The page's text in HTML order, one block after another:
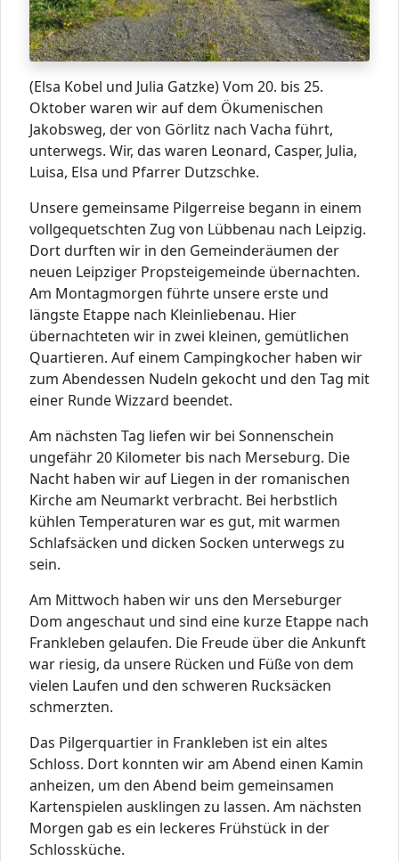
(Elsa Kobel und Julia Gatzke) Vom 20. bis 25.
Oktober waren wir auf dem Ökumenischen
Jakobsweg, der von Görlitz nach Vacha führt,
unterwegs. Wir, das waren Leonard, Casper, Julia,
Luisa, Elsa und Pfarrer Dutzschke.
Unsere gemeinsame Pilgerreise begann in einem
vollgequetschten Zug von Lübbenau nach Leipzig.
Dort durften wir in den Gemeinderäumen der
neuen Leipziger Propsteigemeinde übernachten.
Am Montagmorgen führte unsere erste und
längste Etappe nach Kleinliebenau. Hier
übernachteten wir in zwei kleinen, gemütlichen
Quartieren. Auf einem Campingkocher haben wir
zum Abendessen Nudeln gekocht und den Tag mit
einer Runde Wizzard beendet.
Am nächsten Tag liefen wir bei Sonnenschein
ungefähr 20 Kilometer bis nach Merseburg. Die
Nacht haben wir auf Liegen in der romanischen
Kirche am Neumarkt verbracht. Bei herbstlich
kühlen Temperaturen war es gut, mit warmen
Schlafsäcken und dicken Socken unterwegs zu
sein.
Am Mittwoch haben wir uns den Merseburger
Dom angeschaut und sind eine kurze Etappe nach
Frankleben gelaufen. Die Freude über die Ankunft
war riesig, da unsere Rücken und Füße von dem
vielen Laufen und den schweren Rucksäcken
schmerzten.
Das Pilgerquartier in Frankleben ist ein altes
Schloss. Dort konnten wir am Abend einen Kamin
anheizen, um den Abend beim gemeinsamen
Kartenspielen ausklingen zu lassen. Am nächsten
Morgen gab es ein leckeres Frühstück in der
Schlossküche.